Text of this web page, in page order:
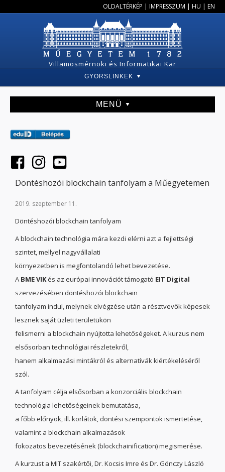
OLDALTÉRKÉP | IMPRESSZUM | HU | EN
Villamosmérnöki és Informatikai Kar
GYORSLINKEK
MENÜ
Döntéshozói blockchain tanfolyam a Műegyetemen
2019. szeptember 11.
Döntéshozói blockchain tanfolyam
A blockchain technológia mára kezdi elérni azt a fejlettségi
szintet, mellyel nagyvállalati
környezetben is megfontolandó lehet bevezetése.
A BME VIKés az európai innovációt támogató EIT Digital
szervezésében döntéshozói blockchain
tanfolyam indul, melynek elvégzése után a résztvevők képesek
lesznek saját üzleti területükön
felismerni a blockchain nyújtotta lehetőségeket. A kurzus nem
elsősorban technológiai részletekről,
hanem alkalmazási mintákról és alternatívák kiértékeléséről
szól.
A tanfolyam célja elsősorban a konzorciális blockchain
technológia lehetőségeinek bemutatása,
a főbb előnyök, ill. korlátok, döntési szempontok ismertetése,
valamint a blockchain alkalmazások
fokozatos bevezetésének (blockchainification) megismerése.
A kurzust a MIT szakértői, Dr. Kocsis Imre és Dr. Gönczy László